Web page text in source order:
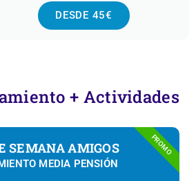
DESDE 45€
+ Actividades
SEMANA AMIGOS
MEDIA PENSIÓN
PROMO